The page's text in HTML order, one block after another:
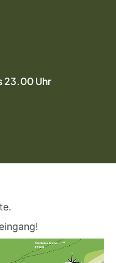
23.00 Uhr